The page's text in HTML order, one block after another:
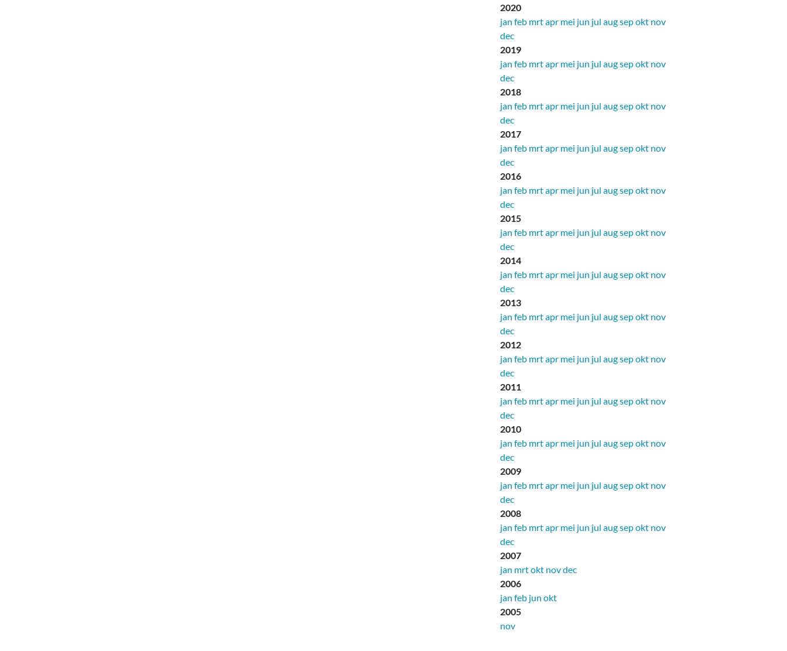
2020
jan feb mrtapr mei jun jul augsepokt nov
dec
2019
jan feb mrtapr mei jun jul augsepokt nov
dec
2018
jan feb mrtapr mei jun jul augsepokt nov
dec
2017
jan feb mrtapr mei jun jul augsepokt nov
dec
2016
jan feb mrtapr mei jun jul augsepokt nov
dec
2015
jan feb mrtapr mei jun jul augsepokt nov
dec
2014
jan feb mrtapr mei jun jul augsepokt nov
dec
2013
jan feb mrtapr mei jun jul augsepokt nov
dec
2012
jan feb mrtapr mei jun jul augsepokt nov
dec
2011
jan feb mrtapr mei jun jul augsepokt nov
dec
2010
jan feb mrtapr mei jun jul augsepokt nov
dec
2009
jan feb mrtapr mei jun jul augsepokt nov
dec
2008
jan feb mrtapr mei jun jul augsepokt nov
dec
2007
jan mrtokt novdec
2006
jan feb jun okt
2005
nov